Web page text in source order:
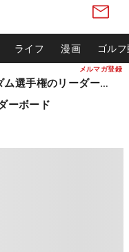
メルマガ登録
ライフ 漫画 ゴル
松山英樹ら出場 ウィンダム選手権のリーダーボード
ーボード